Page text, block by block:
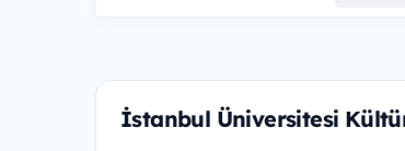
İstanbul Üniversitesi